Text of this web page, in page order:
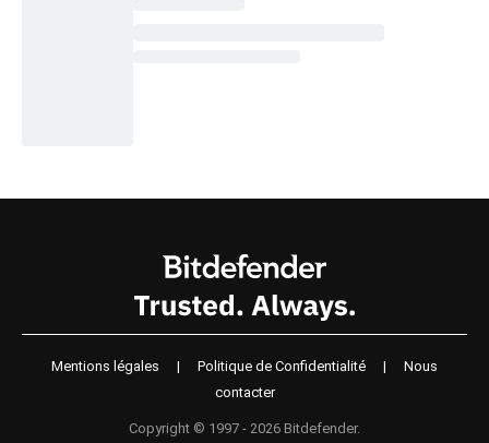
Mentions légales | Politique de Confidentialité |
Nous
contacter
Copyright © 1997 - 2026 Bitdefender.